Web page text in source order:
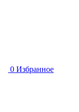
0 Избранное